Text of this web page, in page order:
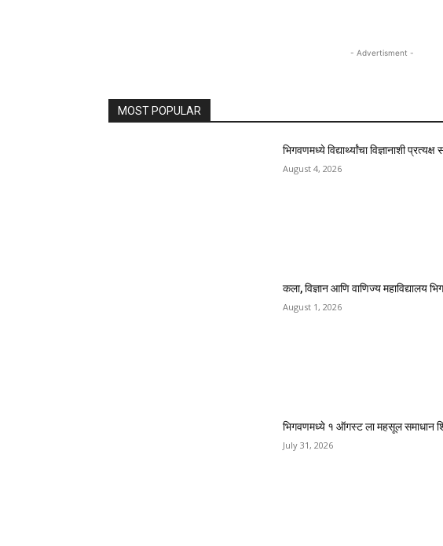
- Advertisment -
MOST POPULAR
भिगवणमध्ये विद्यार्थ्यांचा विज्ञानाशी
August 4, 2026
कला, विज्ञान आणि वाणिज्य महाविद्यालय
August 1, 2026
भिगवणमध्ये १ ऑगस्ट ला महसूल समाधान
July 31, 2026